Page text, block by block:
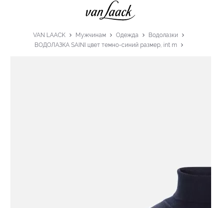
VAN LAACK Мужчинам Одежда
Водолазки
ВОДОЛАЗКА SAINI цвет темно-синий размер, int m